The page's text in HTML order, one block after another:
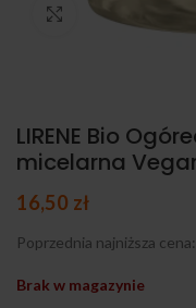
Kliknij, aby
LIRENE Bio
micelarna
16,50 zł
Poprzednia najniższa cena:
Brak w magazynie